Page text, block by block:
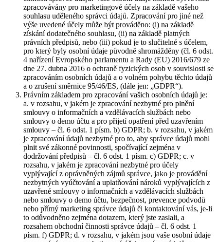
zpracovávány pro marketingové účely na základě vašeho
souhlasu uděleného správci údajů. Zpracování pro jiné než
výše uvedené účely může být prováděno: (i) na základě
získání dodatečného souhlasu, (ii) na základě platných
právních předpisů, nebo (iii) pokud je to slučitelné s účelem,
pro který byly osobní údaje původně shromážděny (čl. 6 odst.
4 nařízení Evropského parlamentu a Rady (EU) 2016/679 ze
dne 27. dubna 2016 o ochraně fyzických osob v souvislosti se
zpracováním osobních údajů a o volném pohybu těchto údajů
a o zrušení směrnice 95/46/ES, (dále jen: „GDPR“).
Právním základem pro zpracování vašich osobních údajů je:
a. v rozsahu, v jakém je zpracování nezbytné pro plnění
smlouvy o informačních a vzdělávacích službách nebo
smlouvy o demo účtu a pro přijetí opatření před uzavřením
smlouvy – čl. 6 odst. 1 písm. b) GDPR; b. v rozsahu, v jakém
je zpracování údajů nezbytné pro to, aby správce údajů mohl
plnit své zákonné povinnosti, spočívající zejména v
dodržování předpisů – čl. 6 odst. 1 písm. c) GDPR; c. v
rozsahu, v jakém je zpracování nezbytné pro účely
vyplývající z oprávněných zájmů správce, jako je provádění
nezbytných vyúčtování a uplatňování nároků vyplývajících z
uzavřené smlouvy o informačních a vzdělávacích službách
nebo smlouvy o demo účtu, bezpečnost, prevence podvodů
nebo přímý marketing správce údajů či kontaktování vás, je-li
to odůvodněno zejména dotazem, který jste zaslali, a
rozsahem obchodní činnosti správce údajů – čl. 6 odst. 1
písm. f) GDPR; d. v rozsahu, v jakém jsou vaše osobní údaje